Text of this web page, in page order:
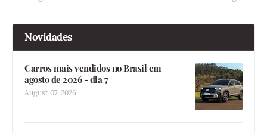
Novidades
Carros mais vendidos no Brasil em
agosto de 2026 - dia 7
August 07, 2026